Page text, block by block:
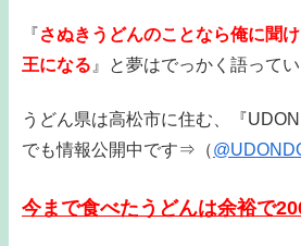
『さぬきうどんのことなら俺に聞
王になる 』と夢はでっかく語って
うどん県は高松市に住む、『
でも情報公開中です⇒（
今まで食べたうどんは余裕で